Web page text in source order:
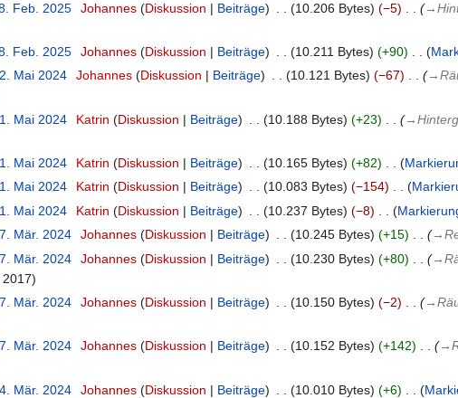
Feb. 2025 Johannes Diskussion Beiträge 10.206 Bytes −5
Feb. 2025 Johannes Diskussion Beiträge 10.211 Bytes +90
Mai 2024 Johannes Diskussion Beiträge 10.121 Bytes −67
Mai 2024 Katrin Diskussion Beiträge 10.188 Bytes +23
Mai 2024 Katrin Diskussion Beiträge 10.165 Bytes +82
Mai 2024 Katrin Diskussion Beiträge 10.083 Bytes −154
Mai 2024 Katrin Diskussion Beiträge 10.237 Bytes −8
Mär. 2024 Johannes Diskussion Beiträge 10.245 Bytes +15
Mär. 2024 Johannes Diskussion Beiträge 10.230 Bytes +80
2017
Mär. 2024 Johannes Diskussion Beiträge 10.150 Bytes −2
Mär. 2024 Johannes Diskussion Beiträge 10.152 Bytes +142
Mär. 2024 Johannes Diskussion Beiträge 10.010 Bytes +6